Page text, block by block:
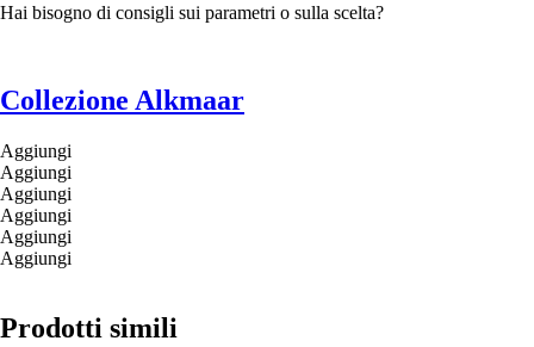
Hai bisogno di consigli sui parametri o sulla scelta?
Collezione Alkmaar
Aggiungi
Aggiungi
Aggiungi
Aggiungi
Aggiungi
Aggiungi
Prodotti simili